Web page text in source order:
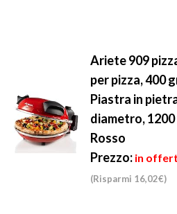
Ariete 909
per pizza, 400
Piastra in
diametro,
Rosso
Prezzo: in
(Risparmi 16,02€)